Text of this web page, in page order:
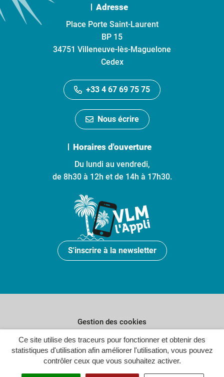
Ce site utilise des traceurs pour fonctionner et obtenir des
statistiques d'utilisation afin améliorer l'utilisation, vous pouvez
contrôler ceux que vous souhaitez activer.
Adresse
Place Porte Saint-Laurent
BP 15
34751 Villeneuve-lès-Maguelone
Cedex
+33 4 67 69 75 75
Nous écrire
Horaires d'ouverture
Du lundi au vendredi,
de 8h30 à 12h et de 14h à 17h30.
S'inscrire à la newsletter
Gestion des cookies
Plan du site
Politique de confidentialité